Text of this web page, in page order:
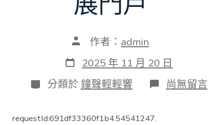
文
作
者
作者： admin
發
表
日
期
2025 年 11 月 20 日
分
類
分類於 鐘聲輕輕響 在
〈2014
尚無留言
requestId:691df33360f1b4.54541247.